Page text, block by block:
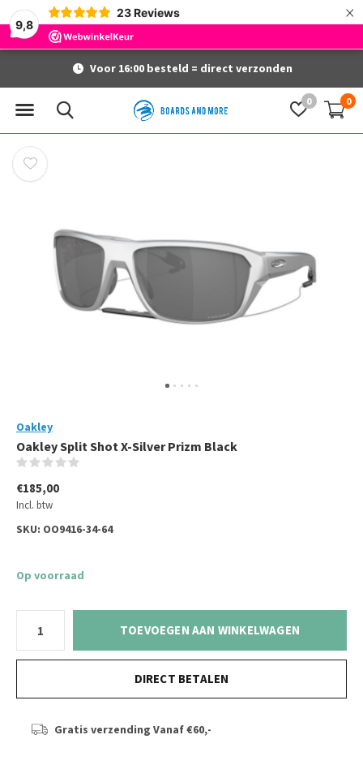
9,8
23 Reviews ×
0 0
Voor 16:00 besteld = direct verzonden
Oakley
Oakley Split Shot X-Silver Prizm Black
€185,00
Incl. btw
SKU: OO9416-34-64
Op voorraad
TOEVOEGEN AAN WINKELWAGEN
DIRECT BETALEN
Gratis verzending Vanaf €60,-